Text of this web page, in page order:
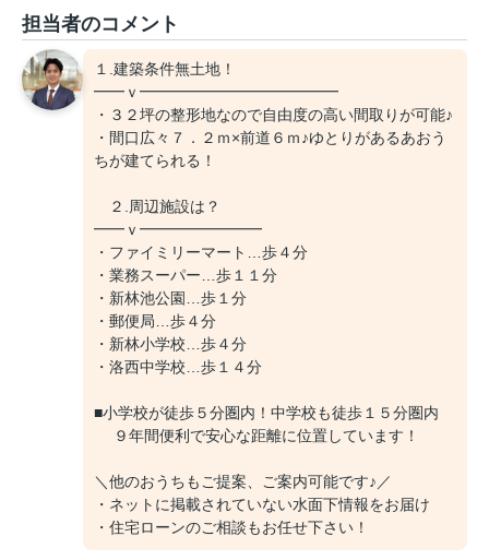
担当者のコメント
１.建築条件無土地！
━━ｖ━━━━━━━━━━━━━
・３２坪の整形地なので自由度の高い間取りが可能♪
・間口広々７．２ｍ×前道６ｍ♪ゆとりがあるあおう
ちが建てられる！
２.周辺施設は？
━━ｖ━━━━━━━━
・ファイミリーマート…歩４分
・業務スーパー…歩１１分
・新林池公園…歩１分
・郵便局…歩４分
・新林小学校…歩４分
・洛西中学校…歩１４分
■小学校が徒歩５分圏内！中学校も徒歩１５分圏内
９年間便利で安心な距離に位置しています！
＼他のおうちもご提案、ご案内可能です♪／
・ネットに掲載されていない水面下情報をお届け
・住宅ローンのご相談もお任せ下さい！